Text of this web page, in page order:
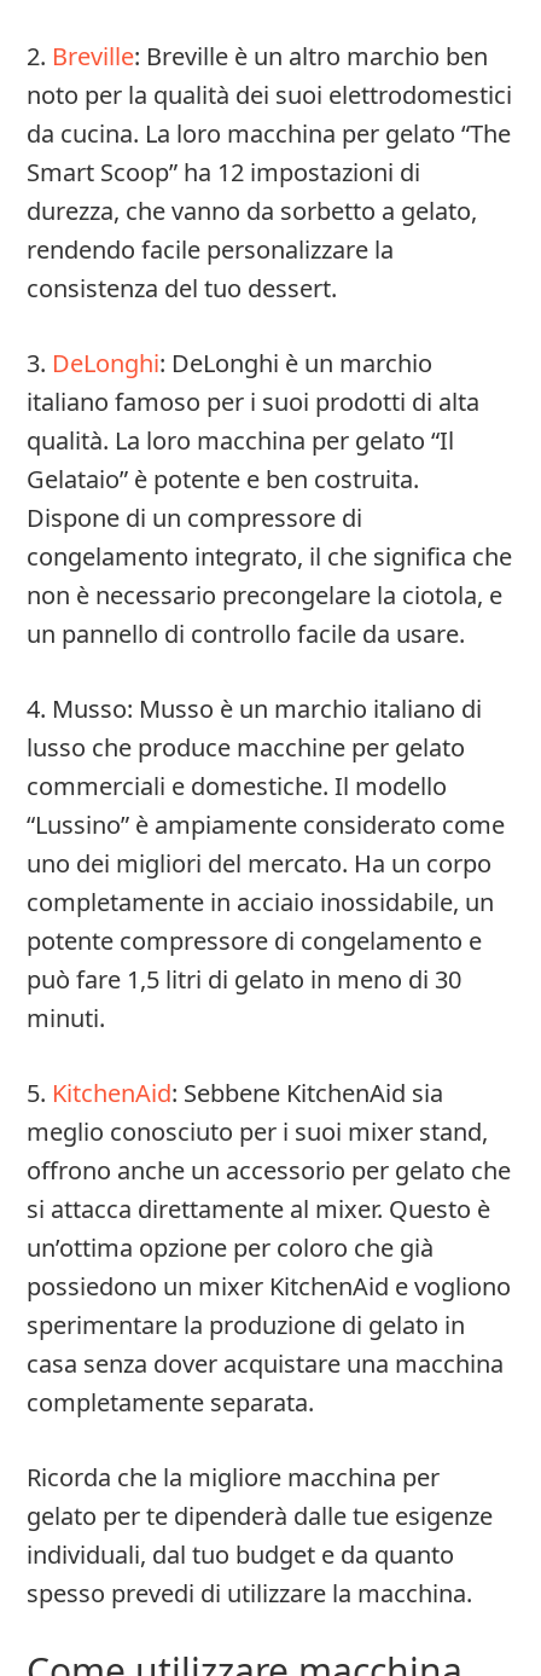
2. Breville: Breville è un altro marchio ben
noto per la qualità dei suoi elettrodomestici
da cucina. La loro macchina per gelato “The
Smart Scoop” ha 12 impostazioni di
durezza, che vanno da sorbetto a gelato,
rendendo facile personalizzare la
consistenza del tuo dessert.
3. DeLonghi: DeLonghi è un marchio
italiano famoso per i suoi prodotti di alta
qualità. La loro macchina per gelato “Il
Gelataio” è potente e ben costruita.
Dispone di un compressore di
congelamento integrato, il che significa che
non è necessario precongelare la ciotola, e
un pannello di controllo facile da usare.
4. Musso: Musso è un marchio italiano di
lusso che produce macchine per gelato
commerciali e domestiche. Il modello
“Lussino” è ampiamente considerato come
uno dei migliori del mercato. Ha un corpo
completamente in acciaio inossidabile, un
potente compressore di congelamento e
può fare 1,5 litri di gelato in meno di 30
minuti.
5. KitchenAid: Sebbene KitchenAid sia
meglio conosciuto per i suoi mixer stand,
offrono anche un accessorio per gelato che
si attacca direttamente al mixer. Questo è
un’ottima opzione per coloro che già
possiedono un mixer KitchenAid e vogliono
sperimentare la produzione di gelato in
casa senza dover acquistare una macchina
completamente separata.
Ricorda che la migliore macchina per
gelato per te dipenderà dalle tue esigenze
individuali, dal tuo budget e da quanto
spesso prevedi di utilizzare la macchina.